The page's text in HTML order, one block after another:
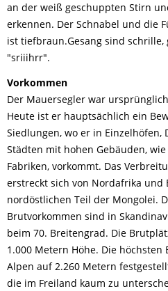
an der weiß geschuppten Stirn
erkennen. Der Schnabel und die
ist tiefbraun.Gesang sind schrille,
"sriiihrr".
Vorkommen
Der Mauersegler war
Heute ist er hauptsächlich ein
Siedlungen, wo er in
Städten mit hohen Gebäuden,
Fabriken, vorkommt. Das
erstreckt sich von Nordafrika und
nordöstlichen Teil der Mongolei.
Brutvorkommen sind in
beim 70. Breitengrad. Die
1.000 Metern Höhe. Die
Alpen auf 2.260 Metern
die im Freiland kaum zu